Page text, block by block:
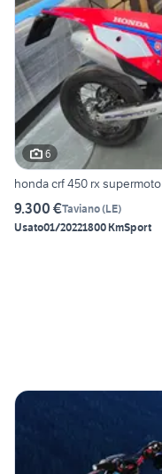
6
honda crf 450 rx supermoto
9.300 €Taviano(LE)
Usato01/20221800 KmSport